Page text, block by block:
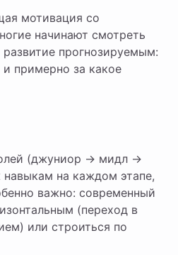
начинают смотреть
прогнозируемым:
и примерно за какое
(джуниор → мидл →
на каждом этапе,
важно: современный
(переход в
или строиться по